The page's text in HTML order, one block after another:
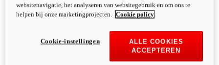
websitenavigatie, het analyseren van websitegebruik en om ons te
helpen bij onze marketingprojecten.
Cookie policy
ALLE COOKIES
ACCEPTEREN
Cookie-instellingen